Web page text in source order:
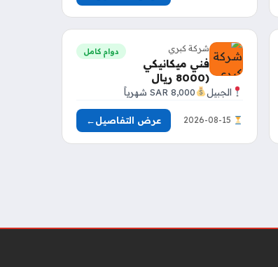
شركة كبري
فني ميكانيكي
(8000 ريال
دوام كامل
الجبيل 8,000 SAR شهرياً
عرض التفاصيل←